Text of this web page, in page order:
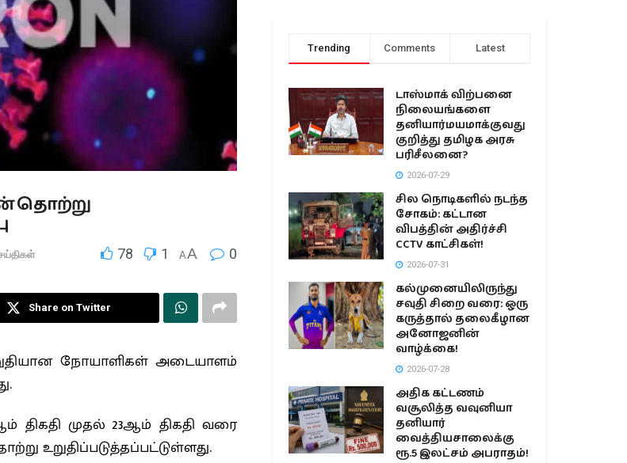
தொற்று
78 1 AA 0
Share on Twitter
நோயாளிகள் அடையாளம்
திகதி முதல் 23ஆம் திகதி வரை
உறுதிப்படுத்தப்பட்டுள்ளது.
Trending Comments Latest
டாஸ்மாக் விற்பனை
நிலையங்களை
தனியார்மயமாக்குவது
குறித்து தமிழக அரசு
பரிசீலனை?
2026-07-29
சில நொடிகளில் நடந்த
சோகம்: கட்டான
விபத்தின் அதிர்ச்சி
CCTV காட்சிகள்!
2026-07-31
கல்முனையிலிருந்து
சவுதி சிறை வரை: ஒரு
கருத்தால் தலைகீழான
அனோஜனின்
வாழ்க்கை!
2026-07-28
அதிக கட்டணம்
வசூலித்த வவுனியா
தனியார்
வைத்தியசாலைக்கு
ரூ.5 இலட்சம் அபராதம்!